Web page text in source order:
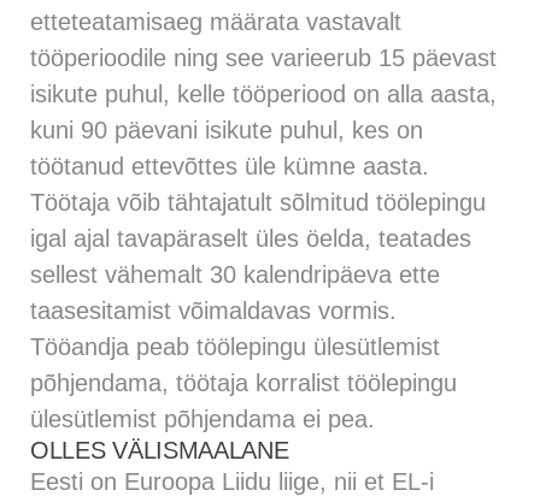
etteteatamisaeg määrata vastavalt
tööperioodile ning see varieerub 15 päevast
isikute puhul, kelle tööperiood on alla aasta,
kuni 90 päevani isikute puhul, kes on
töötanud ettevõttes üle kümne aasta.
Töötaja võib tähtajatult sõlmitud töölepingu
igal ajal tavapäraselt üles öelda, teatades
sellest vähemalt 30 kalendripäeva ette
taasesitamist võimaldavas vormis.
Tööandja peab töölepingu ülesütlemist
põhjendama, töötaja korralist töölepingu
ülesütlemist põhjendama ei pea.
OLLES VÄLISMAALANE
Eesti on Euroopa Liidu liige, nii et EL-i